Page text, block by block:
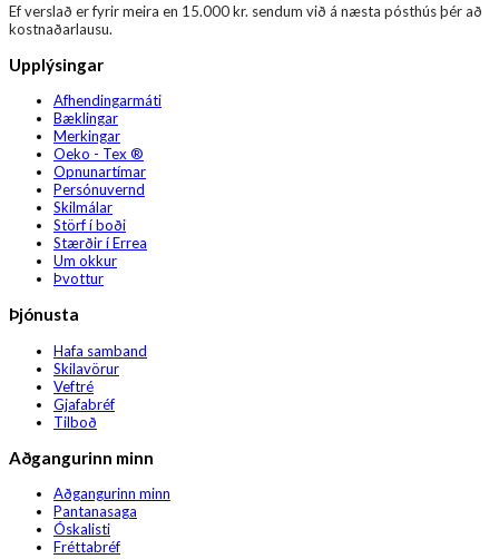
Ef verslað er fyrir meira en 15.000 kr. sendum við á næsta pósthús þér að
kostnaðarlausu.
Upplýsingar
Afhendingarmáti
Bæklingar
Merkingar
Oeko - Tex ®
Opnunartímar
Persónuvernd
Skilmálar
Störf í boði
Stærðir í Errea
Um okkur
Þvottur
Þjónusta
Hafa samband
Skilavörur
Veftré
Gjafabréf
Tilboð
Aðgangurinn minn
Aðgangurinn minn
Pantanasaga
Óskalisti
Fréttabréf